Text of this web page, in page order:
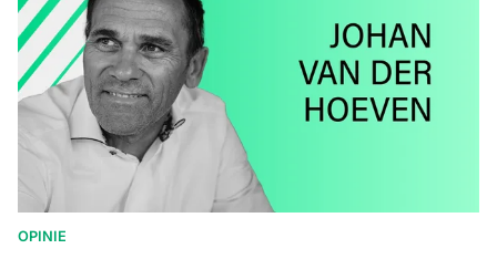
OPINIE